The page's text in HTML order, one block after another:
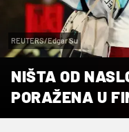
REUTERS/Edgar Su
NIŠTA OD
PORAŽENA U